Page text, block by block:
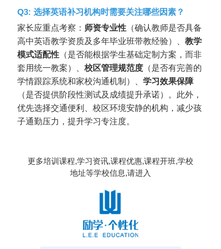
Q3: 选择英语补习机构时需要关注哪些因素？
家长应重点考察： 师资专业性 （确认教师是否具备
高中英语教学资质及多年毕业班带教经验）、 教学
模式适配性 （是否能根据学生基础定制方案，而非
套用统一教案）、 校区管理规范度 （是否有完善的
学情跟踪系统和家校沟通机制）、 学习效果保障
（是否提供阶段性测试及成绩提升承诺）。此外，
优先选择交通便利、校区环境安静的机构，减少孩
子通勤压力，提升学习专注度。
更多培训课程,学习资讯,课程优惠,课程开班,学校
地址等学校信息,请进入